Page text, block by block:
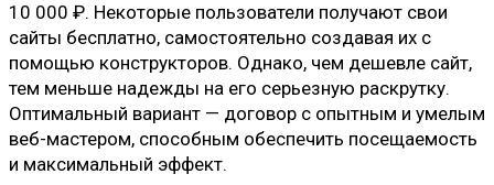
10 000 ₽. Некоторые пользователи получают свои
сайты бесплатно, самостоятельно создавая их с
помощью конструкторов. Однако, чем дешевле сайт,
тем меньше надежды на его серьезную раскрутку.
Оптимальный вариант — договор с опытным и умелым
веб-мастером, способным обеспечить посещаемость
и максимальный эффект.